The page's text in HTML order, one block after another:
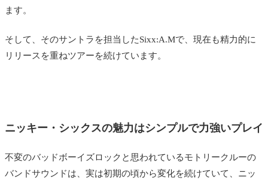
ます。
そして、そのサントラを担当したSixx:A.Mで、現在も精力的に
リリースを重ねツアーを続けています。
ニッキー・シックスの魅力はシンプルで力強いプレイ
不変のバッドボーイズロックと思われているモトリークルーの
バンドサウンドは、実は初期の頃から変化を続けていて、ニッ